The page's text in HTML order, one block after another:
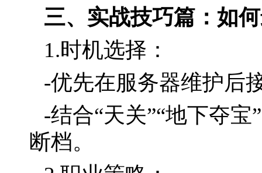
三、实战技巧篇：如
1.时机选择：
-优先在服务器维护后
-结合“天关”“地下夺
断档。